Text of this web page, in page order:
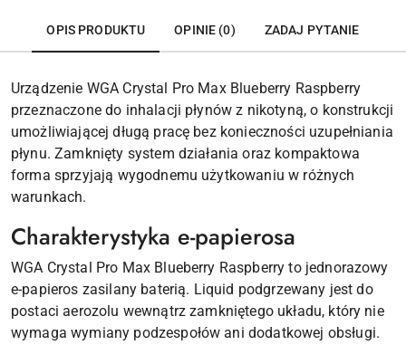
OPIS PRODUKTU OPINIE (0) ZADAJ PYTANIE
Urządzenie WGA Crystal Pro Max Blueberry Raspberry
przeznaczone do inhalacji płynów z nikotyną, o konstrukcji
umożliwiającej długą pracę bez konieczności uzupełniania
płynu. Zamknięty system działania oraz kompaktowa
forma sprzyjają wygodnemu użytkowaniu w różnych
warunkach.
Charakterystyka e-papierosa
WGA Crystal Pro Max Blueberry Raspberry to jednorazowy
e-papieros zasilany baterią. Liquid podgrzewany jest do
postaci aerozolu wewnątrz zamkniętego układu, który nie
wymaga wymiany podzespołów ani dodatkowej obsługi.